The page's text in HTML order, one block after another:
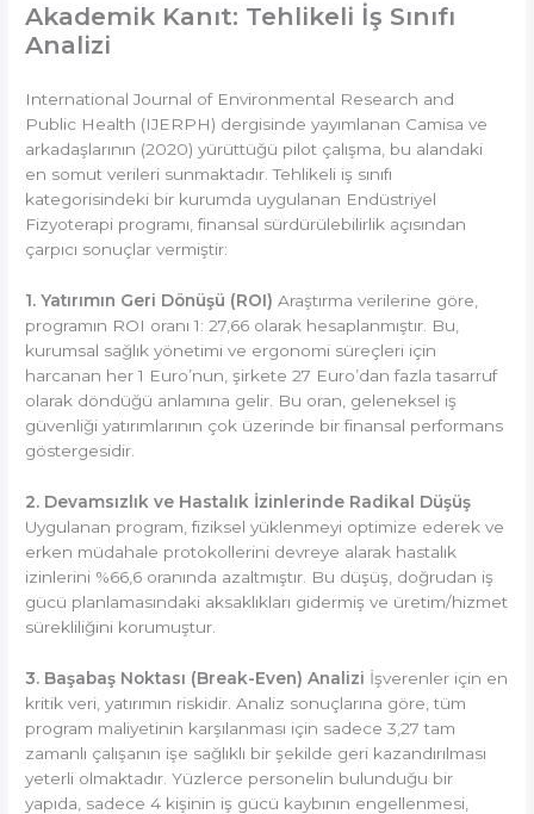
Akademik Kanıt: Tehlikeli İş Sınıfı
Analizi
International Journal of Environmental Research and
Public Health (IJERPH) dergisinde yayımlanan Camisa ve
arkadaşlarının (2020) yürüttüğü pilot çalışma, bu alandaki
en somut verileri sunmaktadır.Tehlikeli iş sınıfı
kategorisindeki bir kurumda uygulanan Endüstriyel
Fizyoterapi programı, finansal sürdürülebilirlik açısından
çarpıcı sonuçlar vermiştir:
1. Yatırımın Geri Dönüşü (ROI) Araştırma verilerine göre,
programın ROI oranı 1: 27,66 olarak hesaplanmıştır. Bu,
kurumsal sağlık yönetimi ve ergonomi süreçleri için
harcanan her 1 Euro’nun, şirkete 27 Euro’dan fazla tasarruf
olarak döndüğü anlamına gelir. Bu oran, geleneksel iş
güvenliği yatırımlarının çok üzerinde bir finansal performans
göstergesidir.
2. Devamsızlık ve Hastalık İzinlerinde Radikal Düşüş
Uygulanan program, fiziksel yüklenmeyi optimize ederek ve
erken müdahale protokollerini devreye alarak hastalık
izinlerini %66,6 oranında azaltmıştır. Bu düşüş, doğrudan iş
gücü planlamasındaki aksaklıkları gidermiş ve üretim/hizmet
sürekliliğini korumuştur.
3. Başabaş Noktası (Break-Even) Analizi İşverenler için en
kritik veri, yatırımın riskidir.Analiz sonuçlarına göre, tüm
program maliyetinin karşılanması için sadece 3,27 tam
zamanlı çalışanın işe sağlıklı bir şekilde geri kazandırılması
yeterli olmaktadır.Yüzlerce personelin bulunduğu bir
yapıda, sadece 4 kişinin iş gücü kaybının engellenmesi,